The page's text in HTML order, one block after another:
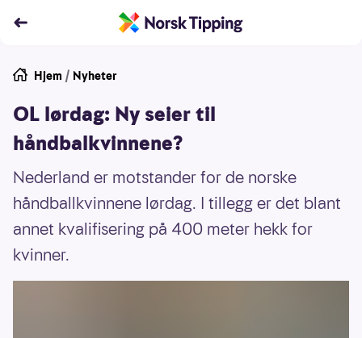
Hjem / Nyheter
OL lørdag: Ny seier til
håndbalkvinnene?
Nederland er motstander for de norske
håndballkvinnene lørdag. I tillegg er det blant
annet kvalifisering på 400 meter hekk for
kvinner.